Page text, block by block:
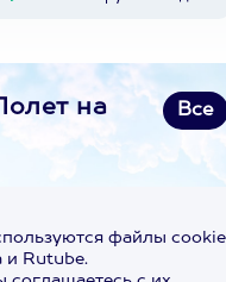
на
Все
файлы cookie
и Rutube.